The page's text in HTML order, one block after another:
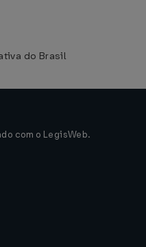
do Brasil
com o LegisWeb.